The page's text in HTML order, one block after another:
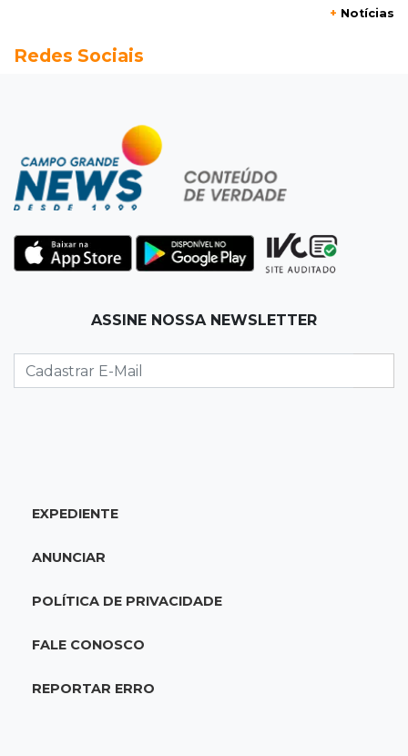
Pantaneiro que salvou fazenda com diques
Operação Lívia
Discord é investigado por falha na proteção
de menores após morte de adolescente
MS chega a 25 cachaças registradas e amplia
número de produtores em 67%
Fraude eletrônica
transferências misteriosas
Árvore cai, bloqueia avenida e deixa comércio
causa incêndio no Santo Amaro
12:10Direito
+ Notícias
Redes Sociais
ASSINE NOSSA NEWSLETTER
EXPEDIENTE
ANUNCIAR
POLÍTICA DE PRIVACIDADE
FALE CONOSCO
REPORTAR ERRO